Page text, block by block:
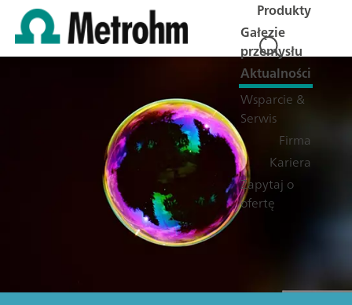
Produkty
Gałęzie
przemysłu
Aktualności
Wsparcie &
Serwis
Firma
Kariera
Zapytaj o
ofertę